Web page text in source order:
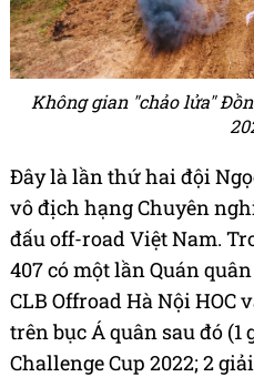
Không gian "chảo lửa"
Đây là lần thứ hai đội
vô địch hạng Chuyên
đấu off-road Việt Nam.
407 có một lần Quán
CLB Offroad Hà Nội HOC
trên bục Á quân sau đó
Challenge Cup 2022; 2